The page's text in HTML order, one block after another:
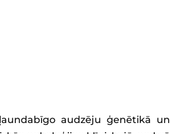
audzēju ģenētikā un